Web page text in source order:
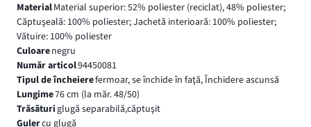
MaterialMaterial superior: 52% poliester (reciclat), 48% poliester;
Căptuşeală: 100% poliester; Jachetă interioară: 100% poliester;
Vătuire: 100% poliester
Culoarenegru
Număr articol94450081
Tipul de încheierefermoar, se închide în faţă, Închidere ascunsă
Lungime76 cm (la măr. 48/50)
Trăsăturiglugă separabilă,căptuşit
Gulercu glugă